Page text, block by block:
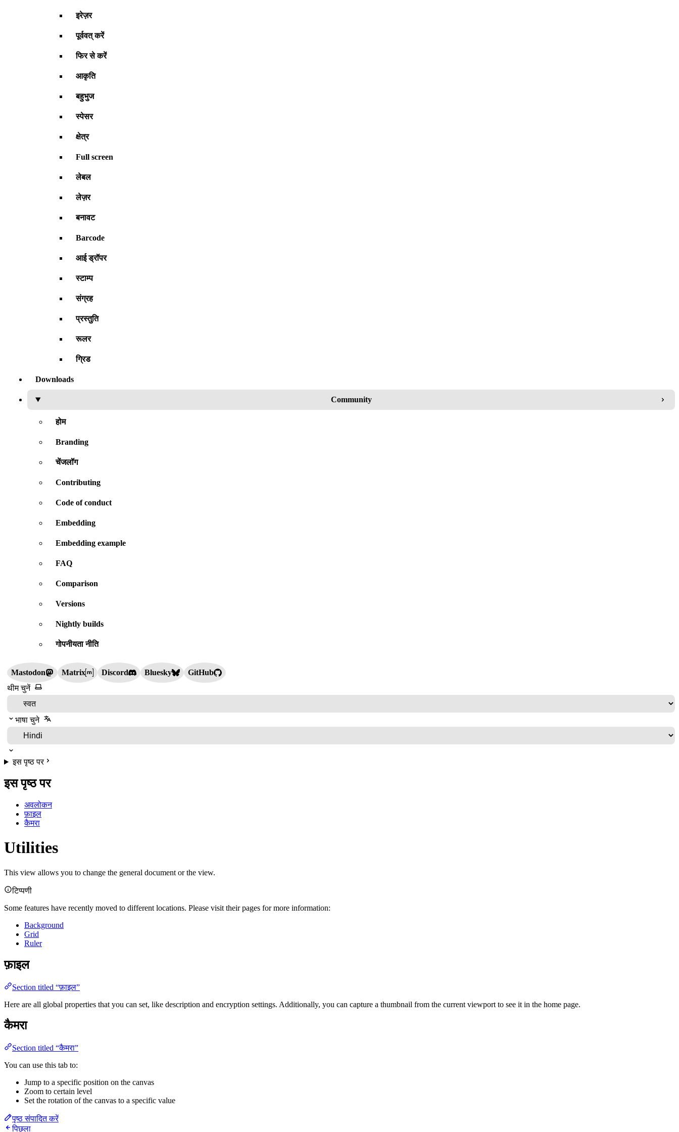
इरेज़र
पूर्ववत् करें
फिर से करें
आकृति
बहुभुज
स्पेसर
क्षेत्र
Full screen
लेबल
लेज़र
बनावट
Barcode
आई ड्रॉपर
स्टाम्प
संग्रह
प्रस्तुति
रूलर
ग्रिड
Downloads
Community
होम
Branding
चेंजलॉग
Contributing
Code of conduct
Embedding
Embedding example
FAQ
Comparison
Versions
Nightly builds
गोपनीयता नीति
Mastodon Matrix Discord Bluesky
GitHub
थीम चुनें
भाषा चुने
इस पृष्ठ पर
इस पृष्ठ पर
अवलोकन
फ़ाइल
कैमरा
Utilities
This view allows you to change the general document or the view.
टिप्पणी
Some features have recently moved to different locations. Please visit their pages for more information:
Background
Grid
Ruler
फ़ाइल
Section titled “फ़ाइल”
Here are all global properties that you can set, like description and encryption settings. Additionally, you can capture a thumbnail from the current viewport to see it in the home page.
कैमरा
Section titled “कैमरा”
You can use this tab to:
Jump to a specific position on the canvas
Zoom to certain level
Set the rotation of the canvas to a specific value
पृष्ठ संपादित करें
पिछला